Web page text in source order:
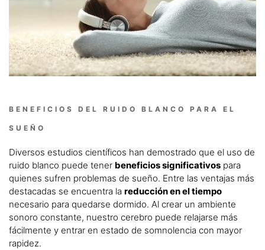
BENEFICIOS DEL RUIDO BLANCO PARA EL
SUEÑO
Diversos estudios científicos han demostrado que el uso de
ruido blanco puede tener beneficios significativos para
quienes sufren problemas de sueño. Entre las ventajas más
destacadas se encuentra la reducción en el tiempo
necesario para quedarse dormido. Al crear un ambiente
sonoro constante, nuestro cerebro puede relajarse más
fácilmente y entrar en estado de somnolencia con mayor
rapidez.